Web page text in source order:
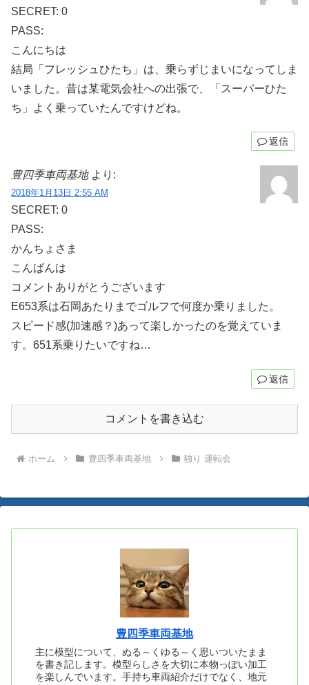
SECRET: 0
PASS:
こんにちは
結局「フレッシュひたち」は、乗らずじまいになってしま
いました。昔は某電気会社への出張で、「スーパーひた
ち」よく乗っていたんですけどね。
返信
豊四季車両基地 より:
2018年1月13日 2:55 AM
SECRET: 0
PASS:
かんちょさま
こんばんは
コメントありがとうございます
E653系は石岡あたりまでゴルフで何度か乗りました。
スピード感(加速感？)あって楽しかったのを覚えていま
す。651系乗りたいですね…
返信
コメントを書き込む
ホーム 豊四季車両基地 独り 運転会
豊四季車両基地
主に模型について、ぬる～くゆる～く思いついたまま
を書き記します。模型らしさを大切に本物っぽい加工
を楽しんでいます。手持ち車両紹介だけでなく、地元